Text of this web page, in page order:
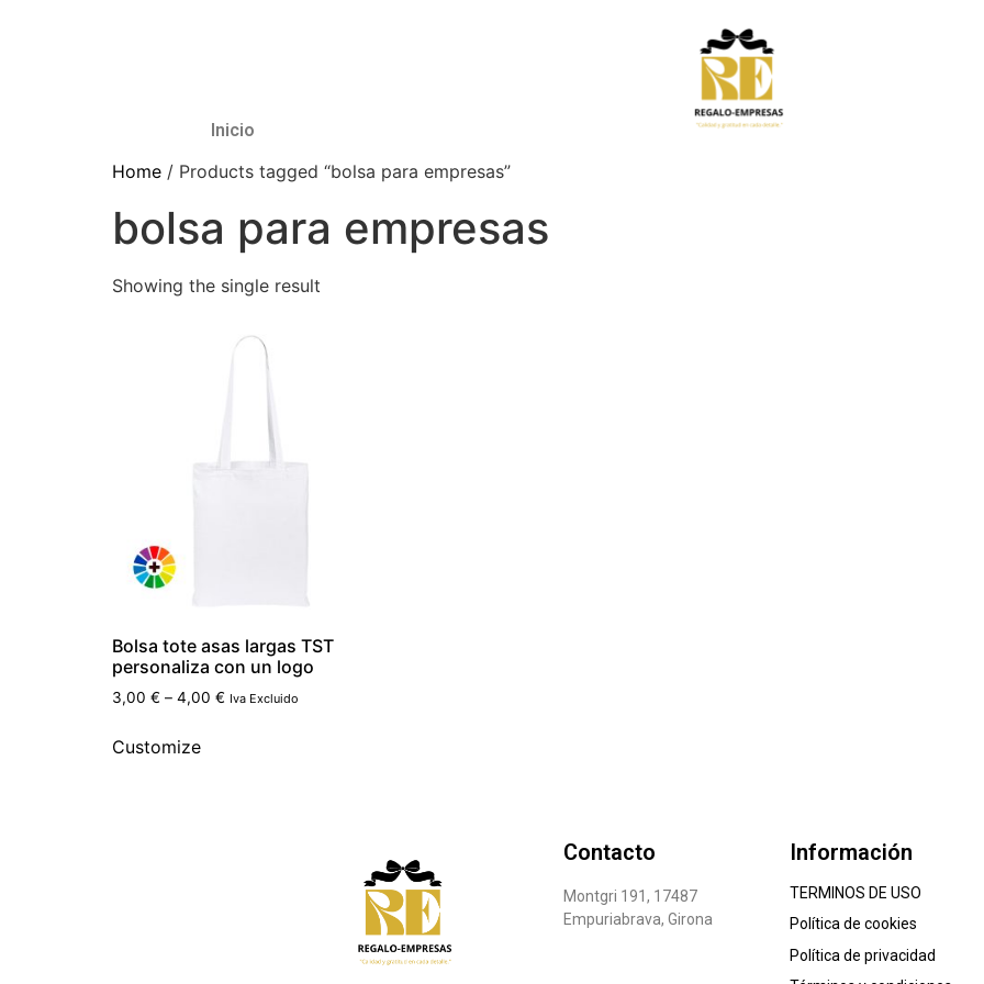
Inicio
Home / Products tagged “bolsa para empresas”
bolsa para empresas
Showing the single result
Bolsa tote asas largas TST
personaliza con un logo
3,00 € – 4,00 € Iva Excluido
Customize
Contacto
Montgri 191, 17487
Empuriabrava, Girona
Información
TERMINOS DE USO
Política de cookies
Política de privacidad